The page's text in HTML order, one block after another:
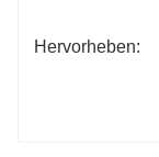
Hervorheben: